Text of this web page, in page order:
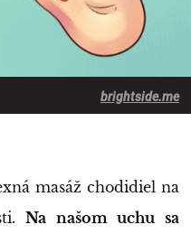
brightside.me
masáž chodidiel na
Na našom uchu sa